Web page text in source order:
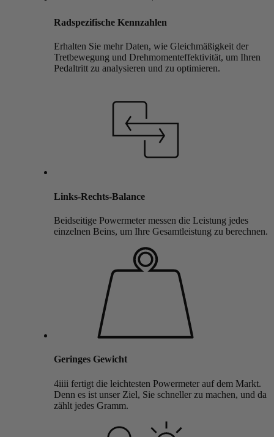
Radspezifische Kennzahlen
Erhalten Sie mehr Daten, wie Gleichmäßigkeit der
Tretbewegung und Drehmomenteffektivität, um Ihren
Pedaltritt zu analysieren und zu optimieren.
Links-Rechts-Balance
Beidseitige Powermeter messen die Leistung jedes
einzelnen Beins, um Ihre Gesamtleistung zu berechnen.
Geringes Gewicht
4iiii fertigt die leichtesten Powermeter auf dem Markt.
Denn es ist unser Ziel, Sie schneller zu machen, und da
zählt jedes Gramm.